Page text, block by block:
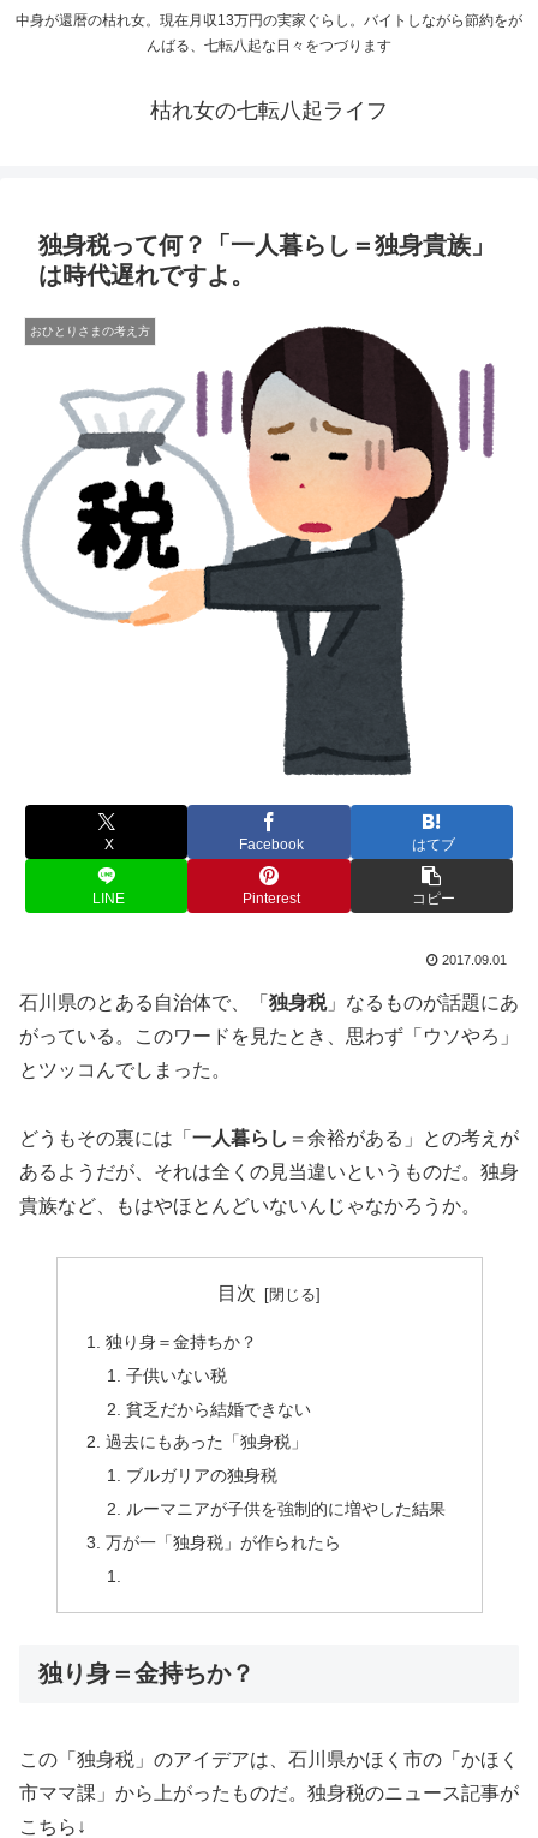
中身が還暦の枯れ女。現在月収13万円の実家ぐらし。バイトしながら節約をが
んばる、七転八起な日々をつづります
枯れ女の七転八起ライフ
独身税って何？「一人暮らし＝独身貴族」
は時代遅れですよ。
おひとりさまの考え方
X Facebook はてブ
LINE Pinterest コピー
2017.09.01
石川県のとある自治体で、「 独身税」なるものが話題にあ
がっている。このワードを見たとき、思わず「ウソやろ」
とツッコんでしまった。
どうもその裏には「 一人暮らし ＝余裕がある」との考えが
あるようだが、それは全くの見当違いというものだ。独身
貴族など、もはやほとんどいないんじゃなかろうか。
目次
独り身＝金持ちか？
子供いない税
貧乏だから結婚できない
過去にもあった「独身税」
ブルガリアの独身税
ルーマニアが子供を強制的に増やした結果
万が一「独身税」が作られたら
独り身＝金持ちか？
この「独身税」のアイデアは、石川県かほく市の「かほく
市ママ課」から上がったものだ。独身税のニュース記事が
こちら↓